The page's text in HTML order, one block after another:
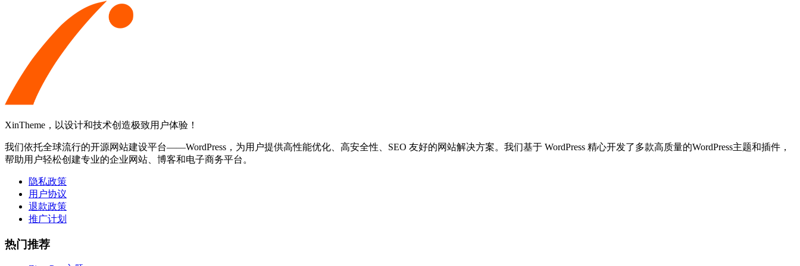
XinTheme，以设计和技术创造极致用户体验！
我们依托全球流行的开源网站建设平台——WordPress，为用户提供高性能优化、高安全性、SEO 友好的网站解决方案。我们基于 WordPress 精心开发了多款高质量的WordPress主题和插件，
帮助用户轻松创建专业的企业网站、博客和电子商务平台。
隐私政策
用户协议
退款政策
推广计划
热门推荐